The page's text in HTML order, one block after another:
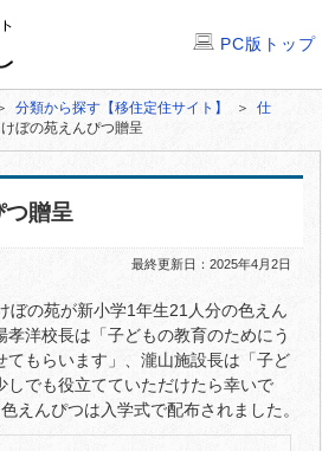
PC版トップ
分類から探す【移住定住サイト】 ＞仕
ぼの苑えんぴつ贈呈
贈呈
最終更新日：2025年4月2日
の苑が新小学1年生21人分の色えん
洋校長は「子どもの教育のためにう
てもらいます」、瀧山施設長は「子ど
しでも役立てていただけたら幸いで
えんぴつは入学式で配布されました。